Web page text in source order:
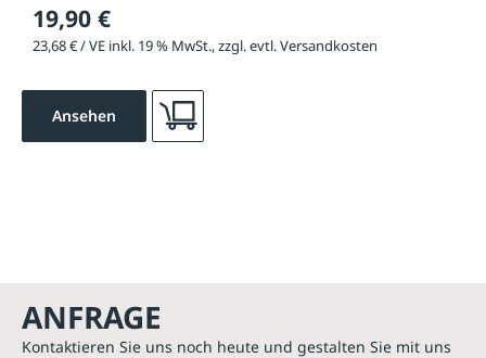
19,90 €
23,68 € / VE inkl. 19 % MwSt., zzgl. evtl. Versandkosten
Ansehen
ANFRAGE
Kontaktieren Sie uns noch heute und gestalten Sie mit uns